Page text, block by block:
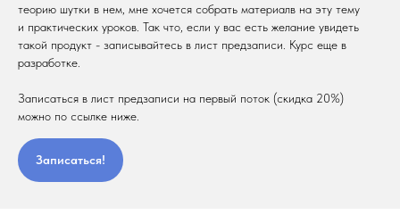
теорию шутки в нем, мне хочется собрать материалв на эту тему
и практических уроков. Так что, если у вас есть желание увидеть
такой продукт - записывайтесь в лист предзаписи. Курс еще в
разработке.
Записаться в лист предзаписи на первый поток (скидка 20%)
можно по ссылке ниже.
Записаться!